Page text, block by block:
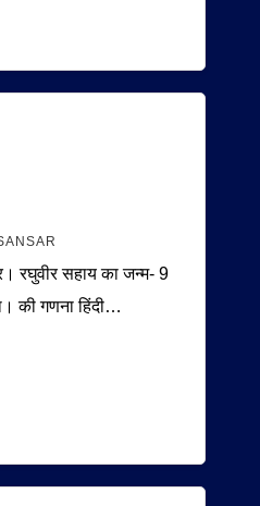
रघुवीर सहाय का जन्म- 9
की गणना हिंदी…